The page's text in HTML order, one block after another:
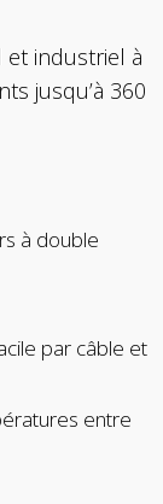
industriel à
jusqu’à 360
à double
par câble et
entre